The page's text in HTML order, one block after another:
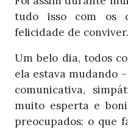
tudo isso com os
felicidade de conviver.
Um belo dia, todos
ela estava mudando
comunicativa,
muito esperta e
preocupados: o que